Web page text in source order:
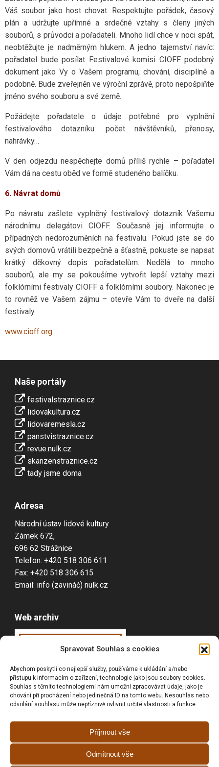
Spravovat Souhlas s cookies
Abychom poskytli co nejlepší služby, používáme k ukládání a/nebo
přístupu k informacím o zařízení, technologie jako jsou soubory cookies.
Souhlas s těmito technologiemi nám umožní zpracovávat údaje, jako je
chování při procházení nebo jedinečná ID na tomto webu. Nesouhlas nebo
odvolání souhlasu může nepříznivě ovlivnit určité vlastnosti a funkce.
Příjmout vše
Odmítnout vše
Váš soubor jako host chovat. Respektujte pořádek, časový
plán a udržujte upřímné a srdečné vztahy s členy jiných
souborů, s průvodci a pořadateli. Mnoho lidí chce v noci spát,
neobtěžujte je nadměrným hlukem. A jedno tajemství navíc:
pořadatel bude posílat Festivalové komisi CIOFF podobný
dokument jako Vy o Vašem programu, chování, disciplíně a
podobně. Bude zveřejněn ve výroční zprávě, proto nepošpiňte
jméno svého souboru a své země.
Požádejte pořadatele o údaje potřebné pro vyplnění
festivalového dotazníku: počet návštěvníků, přenosy,
nahrávky…
V den odjezdu nespěchejte domů příliš rychle – pořadatel
Vám dá na cestu oběd ve formě studeného balíčku.
6. Návrat domů
Po návratu zašlete vyplněný festivalový dotazník Vašemu
národnímu delegátovi CIOFF. Současně jej informujte o
případných nedorozuměních na festivalu. Pokud jste se do
svých domovů vrátili bezpečně a šťastně, pokuste se napsat
krátký děkovný dopis pořadatelům. Nedělá to mnoho
souborů, ale my se pokoušíme vytvořit lepší vztahy mezi
folklórními festivaly CIOFF a folklórními soubory. Nakonec je
to rovněž ve Vašem zájmu – otevře Vám to dveře na další
festivaly.
www.cioff.org
Naše portály
festivalstraznice.cz
lidovakultura.cz
lidovaremesla.cz
panstvistraznice.cz
revue.nulk.cz
skanzenstraznice.cz
tady jsme doma
Adresa
Národní ústav lidové kultury
Zámek 672,
696 62 Strážnice
Telefon: +420 518 306 611
Fax: +420 518 306 615
Email: info (zavináč) nulk.cz
Web archiv
Webarchivováno
ČR
Vyhledávání